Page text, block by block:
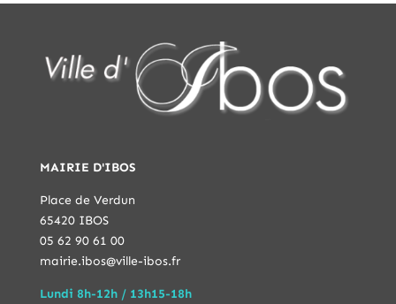
MAIRIE D'IBOS
Place de Verdun
65420 IBOS
05 62 90 61 00
mairie.ibos@ville-ibos.fr
Lundi 8h-12h / 13h15-18h